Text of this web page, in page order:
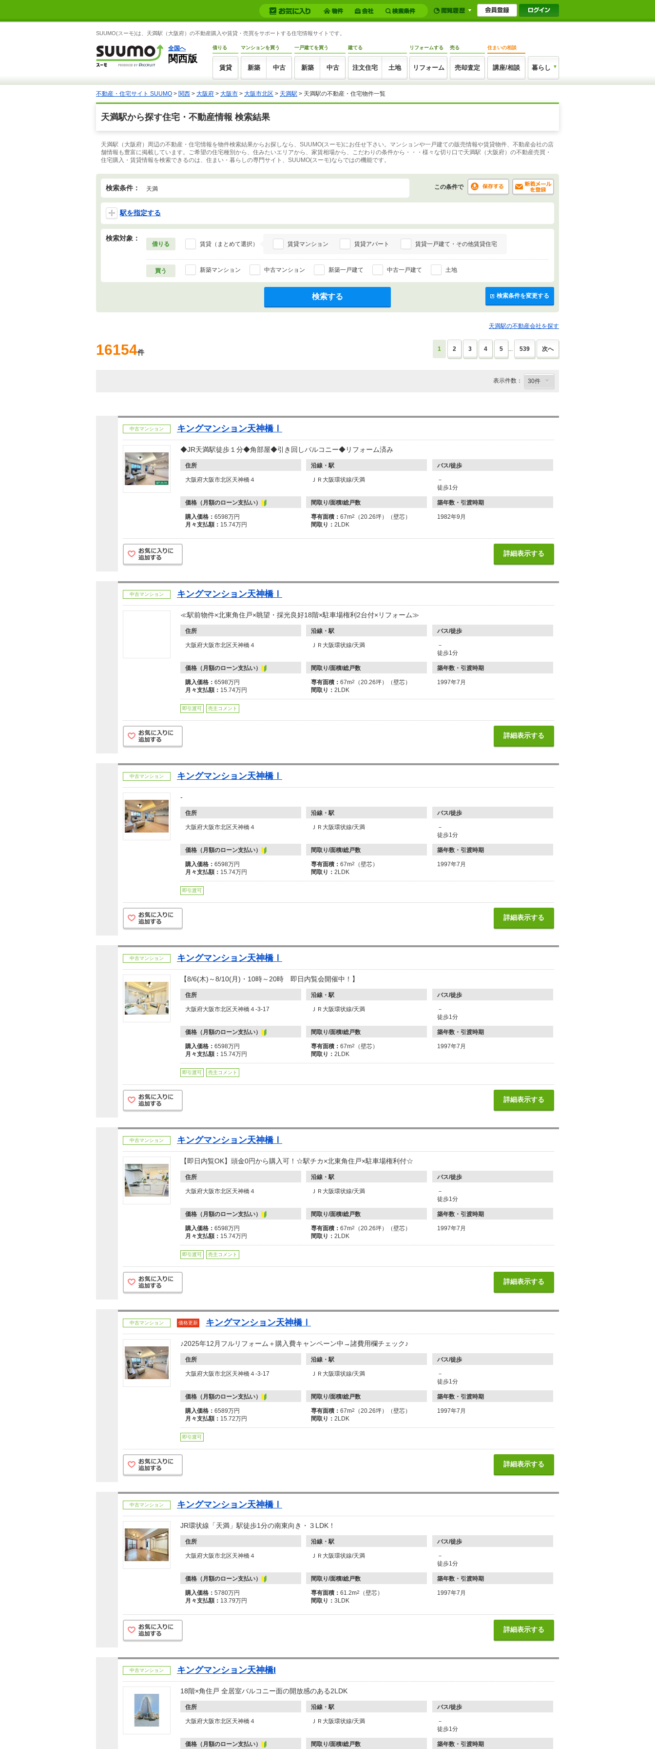
SUUMO(スーモ)は、天満駅（大阪府）の不動産購入や賃貸・売買をサポートする住宅情報サイトです。
全国へ
関西版
借りる
賃貸
マンションを買う
新築 中古
一戸建てを買う
新築 中古
建てる
注文住宅 土地
リフォームする
リフォーム
売る
売却査定
住まいの相談
講座/相談 暮らし
不動産・住宅サイト SUUMO > 関西 > 大阪府 > 大阪市 > 大阪市北区 > 天満駅 > 天満駅の不動産・住宅物件一覧
天満駅から探す住宅・不動産情報 検索結果
天満駅（大阪府）周辺の不動産・住宅情報を物件検索結果からお探しなら、SUUMO(スーモ)にお任せ下さい。マンションや一戸建ての販売情報や賃貸物件、不動産会社の店
舗情報も豊富に掲載しています。ご希望の住宅種別から、住みたいエリアから、家賃相場から、こだわりの条件から・・・様々な切り口で天満駅（大阪府）の不動産売買・
住宅購入・賃貸情報を検索できるのは、住まい・暮らしの専門サイト、SUUMO(スーモ)ならではの機能です。
検索条件： 天満 この条件で
駅を指定する
検索対象：
借りる 賃貸（まとめて選択） 賃貸マンション 賃貸アパート 賃貸一戸建て・その他賃貸住宅
買う 新築マンション 中古マンション 新築一戸建て 中古一戸建て 土地
検索条件を変更する
検索する
天満駅の不動産会社を探す
16154件 1 2 3 4 5 ... 539 次へ
表示件数：
中古マンション キングマンション天神橋Ⅰ
◆JR天満駅徒歩１分◆角部屋◆引き回しバルコニー◆リフォーム済み
住所 沿線・駅 バス/徒歩
大阪府大阪市北区天神橋４ ＪＲ大阪環状線/天満
－
徒歩1分
価格（月額のローン支払い） 間取り/面積/総戸数 築年数・引渡時期
購入価格： 6598万円
月々支払額： 15.74万円
専有面積： 67m2
（20.26坪）（壁芯）
間取り： 2LDK
1982年9月
詳細表示する
中古マンション キングマンション天神橋Ⅰ
≪駅前物件×北東角住戸×眺望・採光良好18階×駐車場権利2台付×リフォーム≫
住所 沿線・駅 バス/徒歩
大阪府大阪市北区天神橋４ ＪＲ大阪環状線/天満
－
徒歩1分
価格（月額のローン支払い） 間取り/面積/総戸数 築年数・引渡時期
購入価格： 6598万円
月々支払額： 15.74万円
専有面積： 67m2
（20.26坪）（壁芯）
間取り： 2LDK
1997年7月
即引渡可 売主コメント
詳細表示する
中古マンション キングマンション天神橋Ⅰ
-
住所 沿線・駅 バス/徒歩
大阪府大阪市北区天神橋４ ＪＲ大阪環状線/天満
－
徒歩1分
価格（月額のローン支払い） 間取り/面積/総戸数 築年数・引渡時期
購入価格： 6598万円
月々支払額： 15.74万円
専有面積： 67m2
（壁芯）
間取り： 2LDK
1997年7月
即引渡可
詳細表示する
中古マンション キングマンション天神橋Ⅰ
【8/6(木)～8/10(月)・10時～20時 即日内覧会開催中！】
住所 沿線・駅 バス/徒歩
大阪府大阪市北区天神橋４-3-17 ＪＲ大阪環状線/天満
－
徒歩1分
価格（月額のローン支払い） 間取り/面積/総戸数 築年数・引渡時期
購入価格： 6598万円
月々支払額： 15.74万円
専有面積： 67m2
（壁芯）
間取り： 2LDK
1997年7月
即引渡可 売主コメント
詳細表示する
中古マンション キングマンション天神橋Ⅰ
【即日内覧OK】頭金0円から購入可！☆駅チカ×北東角住戸×駐車場権利付☆
住所 沿線・駅 バス/徒歩
大阪府大阪市北区天神橋４ ＪＲ大阪環状線/天満
－
徒歩1分
価格（月額のローン支払い） 間取り/面積/総戸数 築年数・引渡時期
購入価格： 6598万円
月々支払額： 15.74万円
専有面積： 67m2
（20.26坪）（壁芯）
間取り： 2LDK
1997年7月
即引渡可 売主コメント
詳細表示する
中古マンション 価格更新 キングマンション天神橋Ⅰ
♪2025年12月フルリフォーム＋購入費キャンペーン中→諸費用欄チェック♪
住所 沿線・駅 バス/徒歩
大阪府大阪市北区天神橋４-3-17 ＪＲ大阪環状線/天満
－
徒歩1分
価格（月額のローン支払い） 間取り/面積/総戸数 築年数・引渡時期
購入価格： 6589万円
月々支払額： 15.72万円
専有面積： 67m2
（20.26坪）（壁芯）
間取り： 2LDK
1997年7月
即引渡可
詳細表示する
中古マンション キングマンション天神橋Ⅰ
JR環状線「天満」駅徒歩1分の南東向き・３LDK！
住所 沿線・駅 バス/徒歩
大阪府大阪市北区天神橋４ ＪＲ大阪環状線/天満
－
徒歩1分
価格（月額のローン支払い） 間取り/面積/総戸数 築年数・引渡時期
購入価格： 5780万円
月々支払額： 13.79万円
専有面積： 61.2m2
（壁芯）
間取り： 3LDK
1997年7月
詳細表示する
中古マンション キングマンション天神橋I
18階×角住戸 全居室バルコニー面の開放感のある2LDK
住所 沿線・駅 バス/徒歩
大阪府大阪市北区天神橋４ ＪＲ大阪環状線/天満
－
徒歩1分
価格（月額のローン支払い） 間取り/面積/総戸数 築年数・引渡時期